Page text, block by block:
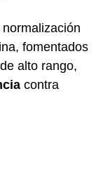
fomentados
alto rango,
contra